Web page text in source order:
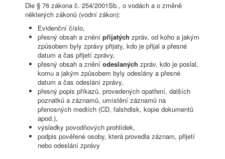
Dle § 76 zákona č. 254/2001Sb., o vodách a o změně
některých zákonů (vodní zákon):
Evidenční číslo,
přesný obsah a znění přijatých zpráv, od koho a jakým
způsobem byly zprávy přijaty, kdo je přijal a přesné
datum a čas přijetí zprávy,
přesný obsah a znění odeslaných zpráv, kdo je poslal,
komu a jakým způsobem byly odeslány a přesné
datum a čas odeslání zprávy,
přesný popis příkazů, provedených opatření, dalších
poznatků a záznamů, umístění záznamů na
přenosných mediích (CD, falshdisk, kopie dokumentů
apod.),
výsledky povodňových prohlídek,
podpis pověřené osoby, která provedla záznam, přijetí
nebo odeslání zprávy